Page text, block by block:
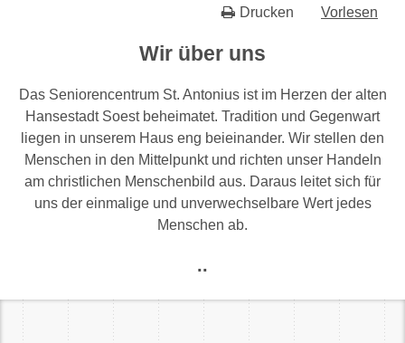
Vorlesen
Drucken
Wir über uns
Das Seniorencentrum St. Antonius ist im Herzen der alten
Hansestadt Soest beheimatet. Tradition und Gegenwart
liegen in unserem Haus eng beieinander. Wir stellen den
Menschen in den Mittelpunkt und richten unser Handeln
am christlichen Menschenbild aus. Daraus leitet sich für
uns der einmalige und unverwechselbare Wert jedes
Menschen ab.
..